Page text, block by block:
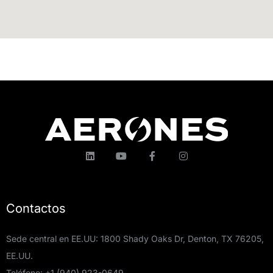
Contactos
Sede central en EE.UU: 1800 Shady Oaks Dr, Denton, TX 76205,
EE.UU.